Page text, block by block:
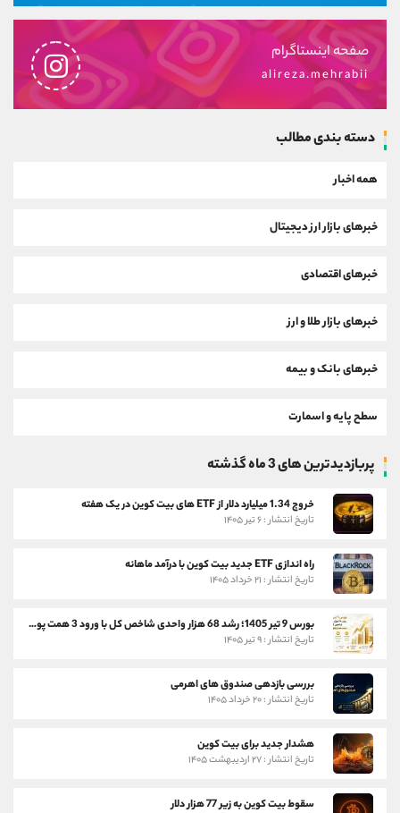
صفحه اینستاگرام
alireza.mehrabii
دسته بندی مطالب
همه اخبار
خبرهای بازار ارز دیجیتال
خبرهای اقتصادی
خبرهای بازار طلا و ارز
خبرهای بانک و بیمه
سطح پایه و اسمارت
پربازدیدترین های 3 ماه گذشته
خروج 1.34 میلیارد دلار از ETF های بیت کوین در یک هفته
تاریخ انتشار : ۶ تیر ۱۴۰۵
راه اندازی ETF جدید بیت کوین با درآمد ماهانه
تاریخ انتشار : ۲۱ خرداد ۱۴۰۵
بورس 9 تیر 1405؛ رشد 68 هزار واحدی شاخص کل با ورود 3 همت پول حقیقی
تاریخ انتشار : ۹ تیر ۱۴۰۵
بررسی بازدهی صندوق های اهرمی
تاریخ انتشار : ۲۰ خرداد ۱۴۰۵
هشدار جدید برای بیت کوین
تاریخ انتشار : ۲۷ اردیبهشت ۱۴۰۵
سقوط بیت کوین به زیر 77 هزار دلار